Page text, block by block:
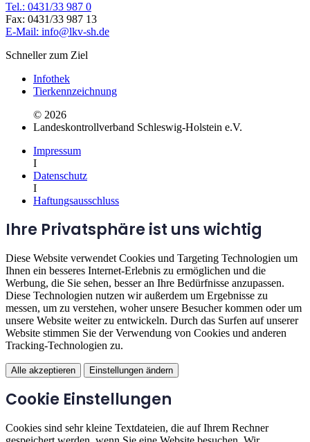
Tel.: 0431/33 987 0
Fax: 0431/33 987 13
E-Mail: info@lkv-sh.de
Schneller zum Ziel
Infothek
Tierkennzeichnung
© 2026
Landeskontrollverband Schleswig-Holstein e.V.
Impressum
I
Datenschutz
I
Haftungsausschluss
Ihre Privatsphäre ist uns wichtig
Diese Website verwendet Cookies und Targeting Technologien um
Ihnen ein besseres Internet-Erlebnis zu ermöglichen und die
Werbung, die Sie sehen, besser an Ihre Bedürfnisse anzupassen.
Diese Technologien nutzen wir außerdem um Ergebnisse zu
messen, um zu verstehen, woher unsere Besucher kommen oder um
unsere Website weiter zu entwickeln. Durch das Surfen auf unserer
Website stimmen Sie der Verwendung von Cookies und anderen
Tracking-Technologien zu.
Alle akzeptieren Einstellungen ändern
Cookie Einstellungen
Cookies sind sehr kleine Textdateien, die auf Ihrem Rechner